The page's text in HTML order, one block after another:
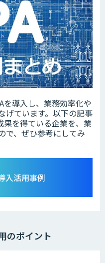
を導入し、業務効率化や
げています。以下の記事
果を得ている企業を、業
で、ぜひ参考にしてみ
入活用事例
のポイント